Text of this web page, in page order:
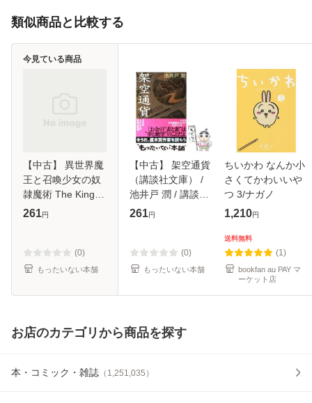
類似商品と比較する
【中古】 異世界魔
王と召喚少女の奴
隷魔術 The King of
Darkness Another
きゆきや、福田直
叶 / 講
261円
(0)
もったいない本舗
今見ている商品
【中古】 架空通貨
（講談社文庫） /
池井戸 潤 / 講談社
[文庫]【メール便送
261円
(0)
もったいない本舗
ちいかわ なんか小
さくてかわいいや
つ 3/ナガノ
1,210円
送料無料
(1)
bookfan au PAY マ
ーケット店
お店のカテゴリから商品を探す
本・コミック・雑誌 （ 1,251,035 ）